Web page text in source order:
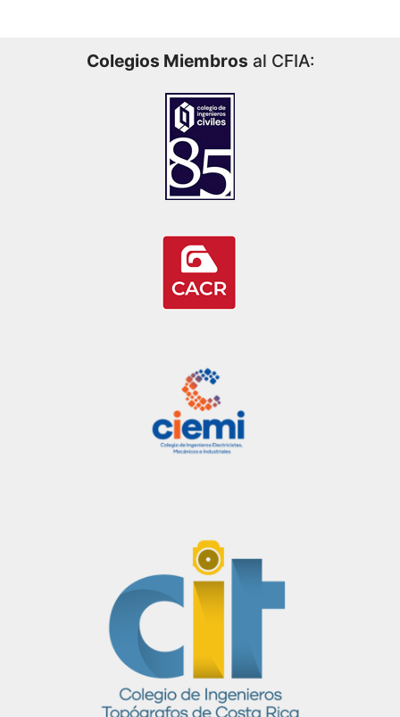
Colegios Miembros al CFIA: